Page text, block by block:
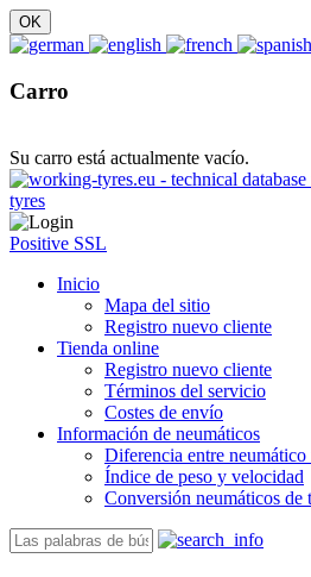
Carro
Su carro está actualmente vacío.
Positive SSL
Inicio
Mapa del sitio
Registro nuevo cliente
Tienda online
Registro nuevo cliente
Términos del servicio
Costes de envío
Información de neumáticos
Diferencia entre
Índice de peso y velocidad
Conversión neumáticos de